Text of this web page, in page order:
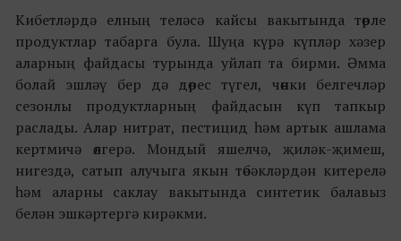
Кибетләрдә елның теләсә кайсы вакытында төрле
продуктлар табарга була. Шуңа күрә күпләр хәзер
аларның файдасы турында уйлап та бирми. Әмма
болай эшләү бер дә дөрес түгел, чөнки белгечләр
сезонлы продуктларның файдасын күп тапкыр
раслады. Алар нитрат, пестицид һәм артык ашлама
кертмичә өлгерә. Мондый яшелчә, җиләк-җимеш,
нигездә, сатып алучыга якын төбәкләрдән китерелә
һәм аларны саклау вакытында синтетик балавыз
белән эшкәртергә кирәкми.